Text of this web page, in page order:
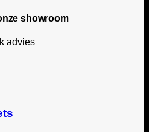
showroom
advies